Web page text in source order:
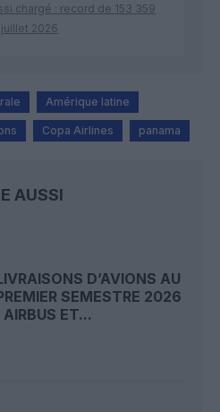
chargé : record de 153 359
2026
Amérique latine
Copa Airlines panama
AUSSI
D’AVIONS AU
SEMESTRE 2026
AIRBUS ET...